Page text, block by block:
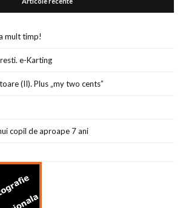
mult timp!
e-Karting
(II). Plus „my two cents”
copil de aproape 7 ani